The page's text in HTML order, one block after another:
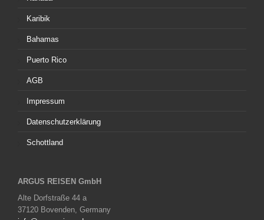
Karibik
Bahamas
Puerto Rico
AGB
Impressum
Datenschutzerklärung
Schottland
ARGUS REISEN GmbH
Alte Dorfstraße 44 a
37120 Bovenden, Germany